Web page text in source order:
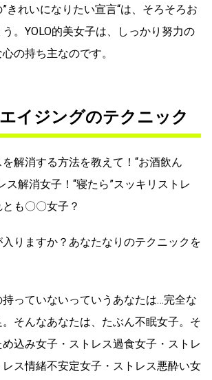
きれいになりたい宣言“は、そろそろお
。YOLO的美女子は、しっかり努力の
の持ち主なのです。
イジングのテクニック
解消する方法を教えて！“お酒飲ん
ス解消女子！“寝たら”スッキリストレ
も〇〇女子？
りますか？あなたなりのテクニックを
持っていないっていうあなたは…完全な
そんなあなたは、たぶん不眠女子。そ
込み女子・ストレス過食女子・ストレ
ス情緒不安定女子・ストレス悪酔い女